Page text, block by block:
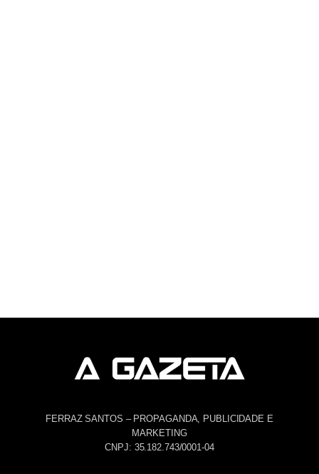
FERRAZ SANTOS – PROPAGANDA, PUBLICIDADE E
MARKETING
CNPJ: 35.182.743/0001-04